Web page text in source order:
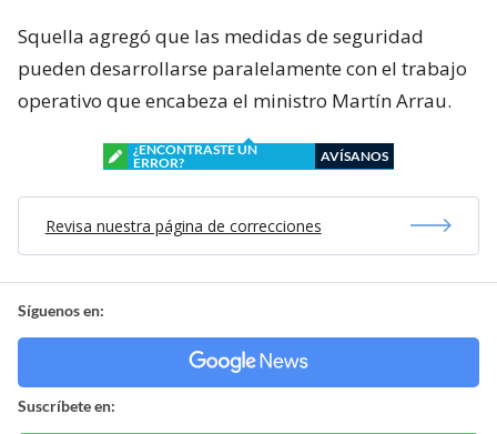
Squella agregó que las medidas de seguridad
pueden desarrollarse paralelamente con el trabajo
operativo que encabeza el ministro Martín Arrau.
¿ENCONTRASTE UN
ERROR?
AVÍSANOS
Revisa nuestra página de correcciones
Síguenos en:
Suscríbete en: